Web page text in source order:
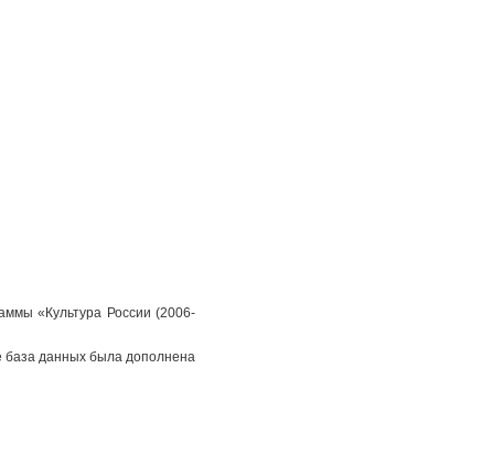
«Культура России (2006-
база данных была дополнена